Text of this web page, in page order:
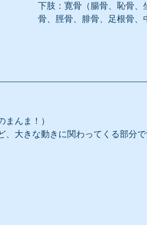
下肢：寛骨（腸骨、恥骨、
骨、脛骨、腓骨、足根骨、
んま！）
、大きな動きに関わってくる部分